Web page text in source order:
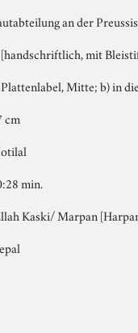
an der
mit
Mitte; b) in
cm
min.
Kaski/ Marpan